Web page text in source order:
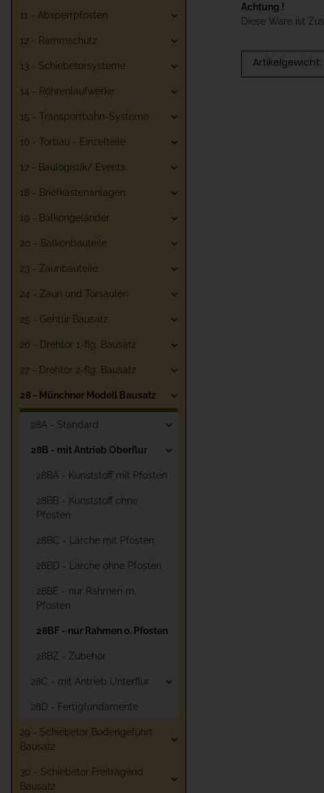
Achtung !
Diese Ware ist
Artikelgewicht:
11 - Absperrpfosten
12 - Rammschutz
13 - Schiebetorsysteme
14 - Röhrenlaufwerke
15 - Transportbahn-Systeme
16 - Torbau - Einzelteile
17 - Baulogistik/ Events
18 - Briefkästenanlagen
19 - Balkongeländer
20 - Balkonbauteile
23 - Zaunbauteile
24 - Zaun und Torsäulen
25 - Gehtür Bausatz
26 - Drehtor 1-flg. Bausatz
27 - Drehtor 2-flg. Bausatz
28 - Münchner Modell Bausatz
28A - Standard
28B - mit Antrieb Oberflur
28BA - Kunststoff mit Pfosten
28BB - Kunststoff ohne
Pfosten
28BC - Lärche mit Pfosten
28BD - Lärche ohne Pfosten
28BE - nur Rahmen m.
Pfosten
28BF - nur Rahmen o. Pfosten
28BZ - Zubehör
28C - mit Antrieb Unterflur
28D - Fertigfundamente
29 - Schiebetor Bodengeführt
Bausatz
30 - Schiebetor Freitragend
Bausatz